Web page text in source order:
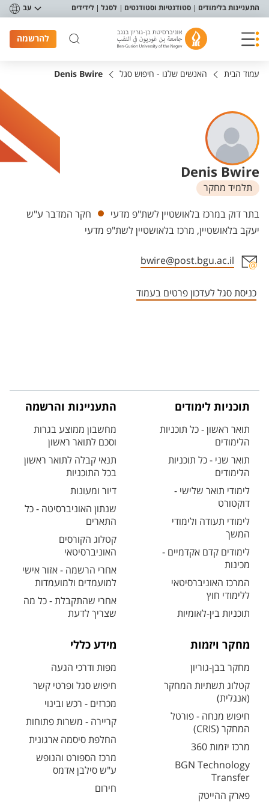
תפריט נגישות
התעניינות בלימודים סטודנטיות וסטודנטים לסגל לידידים עב
להרשמה
עמוד הבית האנשים שלנו - חיפוש סגל Denis Bwire
Denis Bwire
תלמיד מחקר
יחידות
בתר דוק במרכז בלאושטיין לשת"פ מדעי
חקר המדבר ע"ש
יעקב בלאושטיין, מרכז בלאושטיין לשת"פ מדעי
bwire@post.bgu.ac.il
כניסת סגל לעדכון פרטים בעמוד
תוכניות לימודים
תואר ראשון - כל תוכניות
הלימודים
תואר שני - כל תוכניות
הלימודים
לימודי תואר שלישי -
דוקטורט
לימודי תעודה ולימודי
המשך
לימודים קדם אקדמיים -
מכינות
המרכז האוניברסיטאי
ללימודי חוץ
תוכניות בין-לאומיות
התעניינות והרשמה
מחשבון ממוצע בגרות
וסכם לתואר ראשון
תנאי קבלה לתואר ראשון
בכל התוכניות
דיור ומעונות
שנתון האוניברסיטה - כל
התארים
קטלוג הקורסים
האוניברסיטאי
אחרי הרשמה - אזור אישי
למועמדים ולמועמדות
אחרי שהתקבלת - כל מה
שצריך לדעת
מחקר ויזמות
מחקר בבן-גוריון
קטלוג תשתיות המחקר
(אנגלית)
חיפוש מנחה - פורטל
המחקר (CRIS)
מרכז יזמות 360
BGN Technology
Transfer
פארק ההייטק
מידע כללי
מפות ודרכי הגעה
חיפוש סגל ופרטי קשר
מכרזים - רכש ובינוי
קריירה - משרות פתוחות
החלפת סיסמה ארגונית
מרכז הספורט והנופש
ע"ש סילבן אדמס
חירום